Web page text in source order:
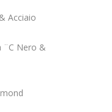
Acciaio
¨C Nero &